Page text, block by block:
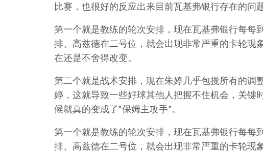
比赛，也很好的反应出来目前瓦基弗银行存在的问题
第一个就是教练的轮次安排，现在瓦基弗银行每
排、高兹德在二号位，就会出现非常严重的卡轮现
在还是不舍得改变。
第二个就是战术安排，现在朱婷几乎包揽所有的调
婷，这就导致一些好球其他人把握不住机会，关键
候就真的变成了“保姆主攻手”。
第一个就是教练的轮次安排，现在瓦基弗银行每
排、高兹德在二号位，就会出现非常严重的卡轮现